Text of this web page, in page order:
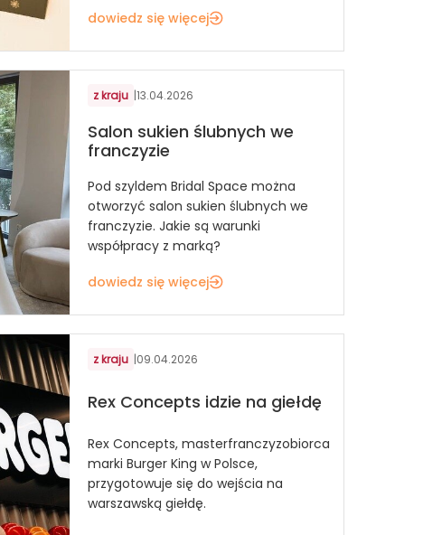
dowiedz się więcej
z kraju |13.04.2026
Salon sukien ślubnych we
franczyzie
Pod szyldem Bridal Space można
otworzyć salon sukien ślubnych we
franczyzie. Jakie są warunki
współpracy z marką?
dowiedz się więcej
z kraju |09.04.2026
Rex Concepts idzie na giełdę
Rex Concepts, masterfranczyzobiorca
marki Burger King w Polsce,
przygotowuje się do wejścia na
warszawską giełdę.